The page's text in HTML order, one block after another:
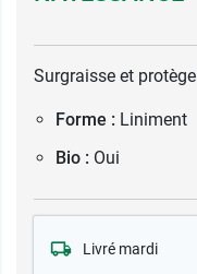
Surgraisse et protège
Forme : Liniment
Bio : Oui
Livré mardi